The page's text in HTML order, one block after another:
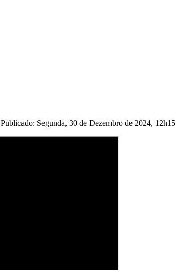
Publicado: Segunda, 30 de Dezembro de 2024, 12h15